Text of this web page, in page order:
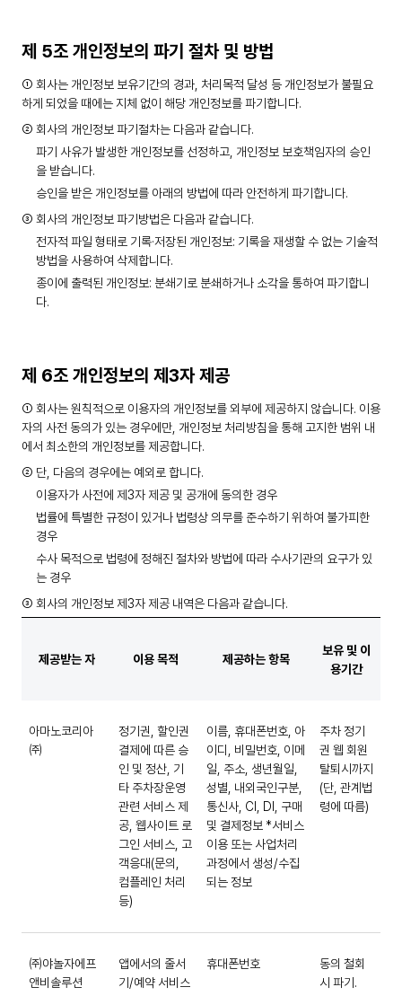
제 5조 개인정보의 파기 절차 및 방법
① 회사는 개인정보 보유기간의 경과, 처리목적 달성 등 개인정보가 불필요
하게 되었을 때에는 지체 없이 해당 개인정보를 파기합니다.
② 회사의 개인정보 파기절차는 다음과 같습니다.
파기 사유가 발생한 개인정보를 선정하고, 개인정보 보호책임자의 승인
을 받습니다.
승인을 받은 개인정보를 아래의 방법에 따라 안전하게 파기합니다.
③ 회사의 개인정보 파기방법은 다음과 같습니다.
전자적 파일 형태로 기록·저장된 개인정보: 기록을 재생할 수 없는 기술적
방법을 사용하여 삭제합니다.
종이에 출력된 개인정보: 분쇄기로 분쇄하거나 소각을 통하여 파기합니
다.
제 6조 개인정보의 제3자 제공
① 회사는 원칙적으로 이용자의 개인정보를 외부에 제공하지 않습니다. 이용
자의 사전 동의가 있는 경우에만, 개인정보 처리방침을 통해 고지한 범위 내
에서 최소한의 개인정보를 제공합니다.
② 단, 다음의 경우에는 예외로 합니다.
이용자가 사전에 제3자 제공 및 공개에 동의한 경우
법률에 특별한 규정이 있거나 법령상 의무를 준수하기 위하여 불가피한
경우
수사 목적으로 법령에 정해진 절차와 방법에 따라 수사기관의 요구가 있
는 경우
③ 회사의 개인정보 제3자 제공 내역은 다음과 같습니다.
제공받는 자 이용 목적 제공하는 항목
보유 및 이
용기간
아마노코리아
㈜
정기권, 할인권
결제에 따른 승
인 및 정산, 기
타 주차장운영
관련 서비스 제
공, 웹사이트 로
그인 서비스, 고
객응대(문의,
컴플레인 처리
등)
이름, 휴대폰번호, 아
이디, 비밀번호, 이메
일, 주소, 생년월일,
성별, 내외국인구분,
통신사, CI, DI, 구매
및 결제정보 *서비스
이용 또는 사업처리
과정에서 생성/수집
되는 정보
주차 정기
권 웹 회원
탈퇴시까지
(단, 관계법
령에 따름)
㈜야놀자에프
앤비솔루션
앱에서의 줄서
기/예약 서비스
휴대폰번호
동의 철회
시 파기.